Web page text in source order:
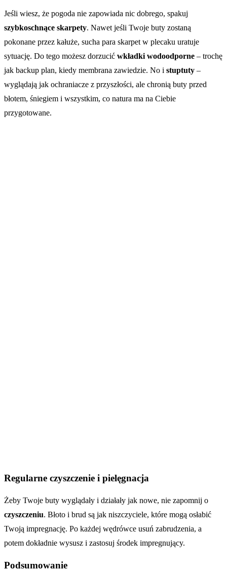
Jeśli wiesz, że pogoda nie zapowiada nic dobrego, spakuj
szybkoschnące skarpety. Nawet jeśli Twoje buty zostaną
pokonane przez kałuże, sucha para skarpet w plecaku uratuje
sytuację. Do tego możesz dorzucić wkładki wodoodporne – trochę
jak backup plan, kiedy membrana zawiedzie. No i stuptuty –
wyglądają jak ochraniacze z przyszłości, ale chronią buty przed
błotem, śniegiem i wszystkim, co natura ma na Ciebie
przygotowane.
Regularne czyszczenie i pielęgnacja
Żeby Twoje buty wyglądały i działały jak nowe, nie zapomnij o
czyszczeniu. Błoto i brud są jak niszczyciele, które mogą osłabić
Twoją impregnację. Po każdej wędrówce usuń zabrudzenia, a
potem dokładnie wysusz i zastosuj środek impregnujący.
Podsumowanie